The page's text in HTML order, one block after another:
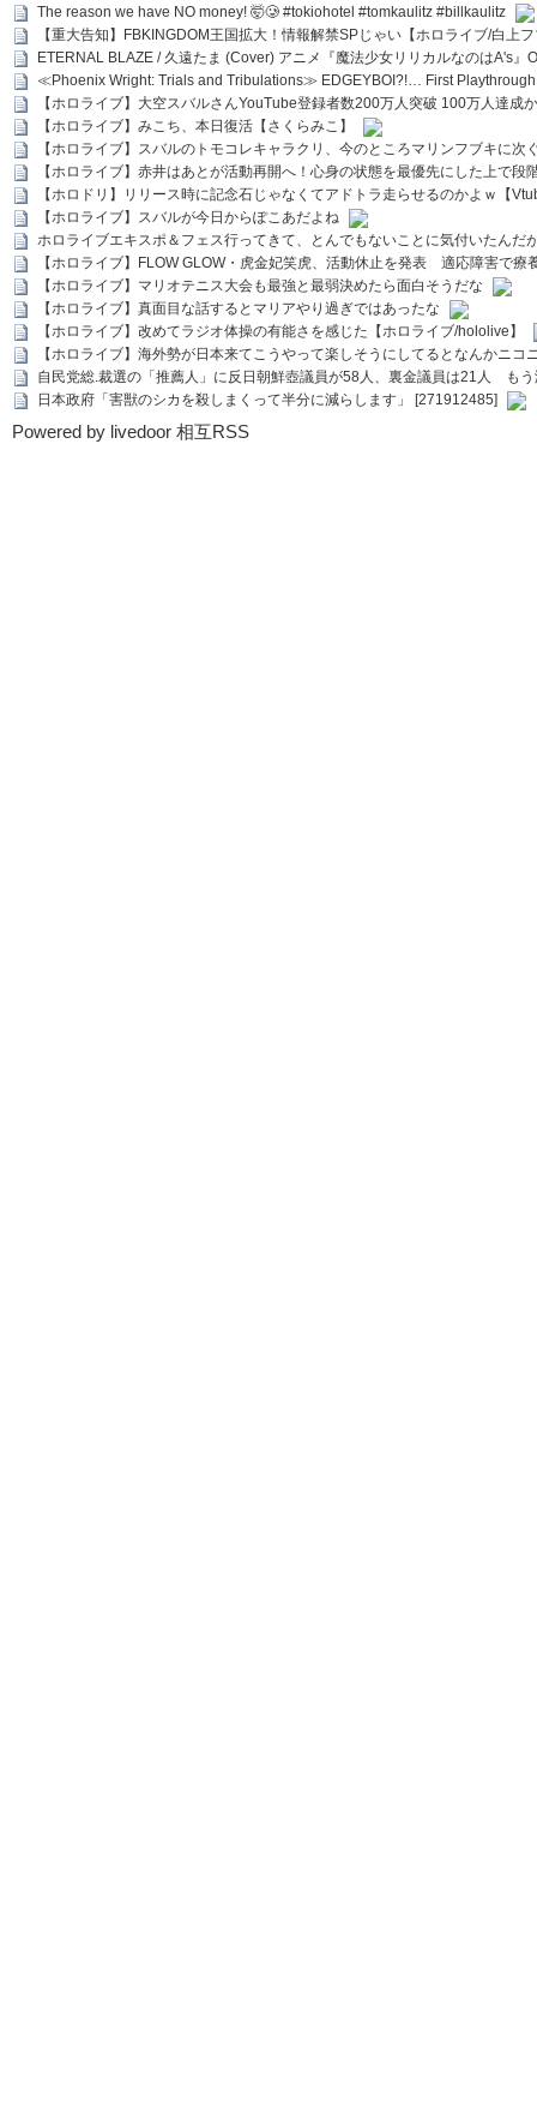
The reason we have NO money! 🤯🥲 #tokiohotel #tomkaulitz #billkaulitz
【重大告知】FBKINGDOM王国拡大！情報解禁SPじゃい【ホロライブ/白上
ETERNAL BLAZE / 久遠たま (Cover) アニメ『魔法少女リリカルなのはA's』
≪Phoenix Wright: Trials and Tribulations≫ EDGEYBOI?!… First
【ホロライブ】大空スバルさんYouTube登録者数200万人突破 100万人達成
【ホロライブ】みこち、本日復活【さくらみこ】
【ホロライブ】スバルのトモコレキャラクリ、今のところマリンフブキに
【ホロライブ】赤井はあとが活動再開へ！心身の状態を最優先にした上で段
【ホロドリ】リリース時に記念石じゃなくてアドトラ走らせるのかよｗ【
【ホロライブ】スバルが今日からぽこあだよね
ホロライブエキスポ＆フェス行ってきて、とんでもないことに気付いたんだ
【ホロライブ】FLOW GLOW・虎金妃笑虎、活動休止を発表 適応障害で療
【ホロライブ】マリオテニス大会も最強と最弱決めたら面白そうだな
【ホロライブ】真面目な話するとマリアやり過ぎではあったな
【ホロライブ】改めてラジオ体操の有能さを感じた【ホロライブ/hololive】
【ホロライブ】海外勢が日本来てこうやって楽しそうにしてるとなんかニコ
自民党総.裁選の「推薦人」に反日朝鮮壺議員が58人、裏金議員は21人 も
日本政府「害獣のシカを殺しまくって半分に減らします」 [271912485]
Powered by livedoor 相互RSS